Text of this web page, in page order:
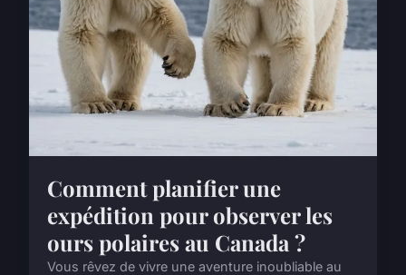
Comment planifier une
expédition pour observer les
ours polaires au Canada ?
Vous rêvez de vivre une aventure inoubliable au